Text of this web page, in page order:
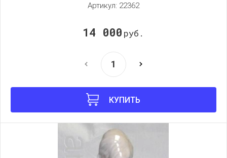
Артикул: 22362
14 000 руб.
КУПИТЬ